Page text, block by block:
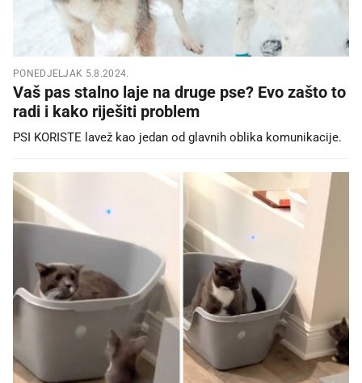
PONEDJELJAK 5.8.2024.
Vaš pas stalno laje na druge pse? Evo zašto to
radi i kako riješiti problem
PSI KORISTE lavež kao jedan od glavnih oblika komunikacije.